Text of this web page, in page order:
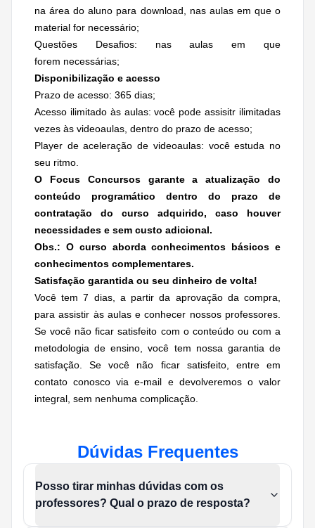
na área do aluno para download, nas aulas em que o
material for necessário;
Questões Desafios: nas aulas em que
forem necessárias;
Disponibilização e acesso
Prazo de acesso: 365 dias;
Acesso ilimitado às aulas: você pode assisitr ilimitadas
vezes às videoaulas, dentro do prazo de acesso;
Player de aceleração de videoaulas: você estuda no
seu ritmo.
O Focus Concursos garante a atualização do
conteúdo programático dentro do prazo de
contratação do curso adquirido, caso houver
necessidades e sem custo adicional.
Obs.: O curso aborda conhecimentos básicos e
conhecimentos complementares.
Satisfação garantida ou seu dinheiro de volta!
Você tem 7 dias, a partir da aprovação da compra,
para assistir às aulas e conhecer nossos professores.
Se você não ficar satisfeito com o conteúdo ou com a
metodologia de ensino, você tem nossa garantia de
satisfação. Se você não ficar satisfeito, entre em
contato conosco via e-mail e devolveremos o valor
integral, sem nenhuma complicação.
Dúvidas Frequentes
Posso tirar minhas dúvidas com os
professores? Qual o prazo de resposta?